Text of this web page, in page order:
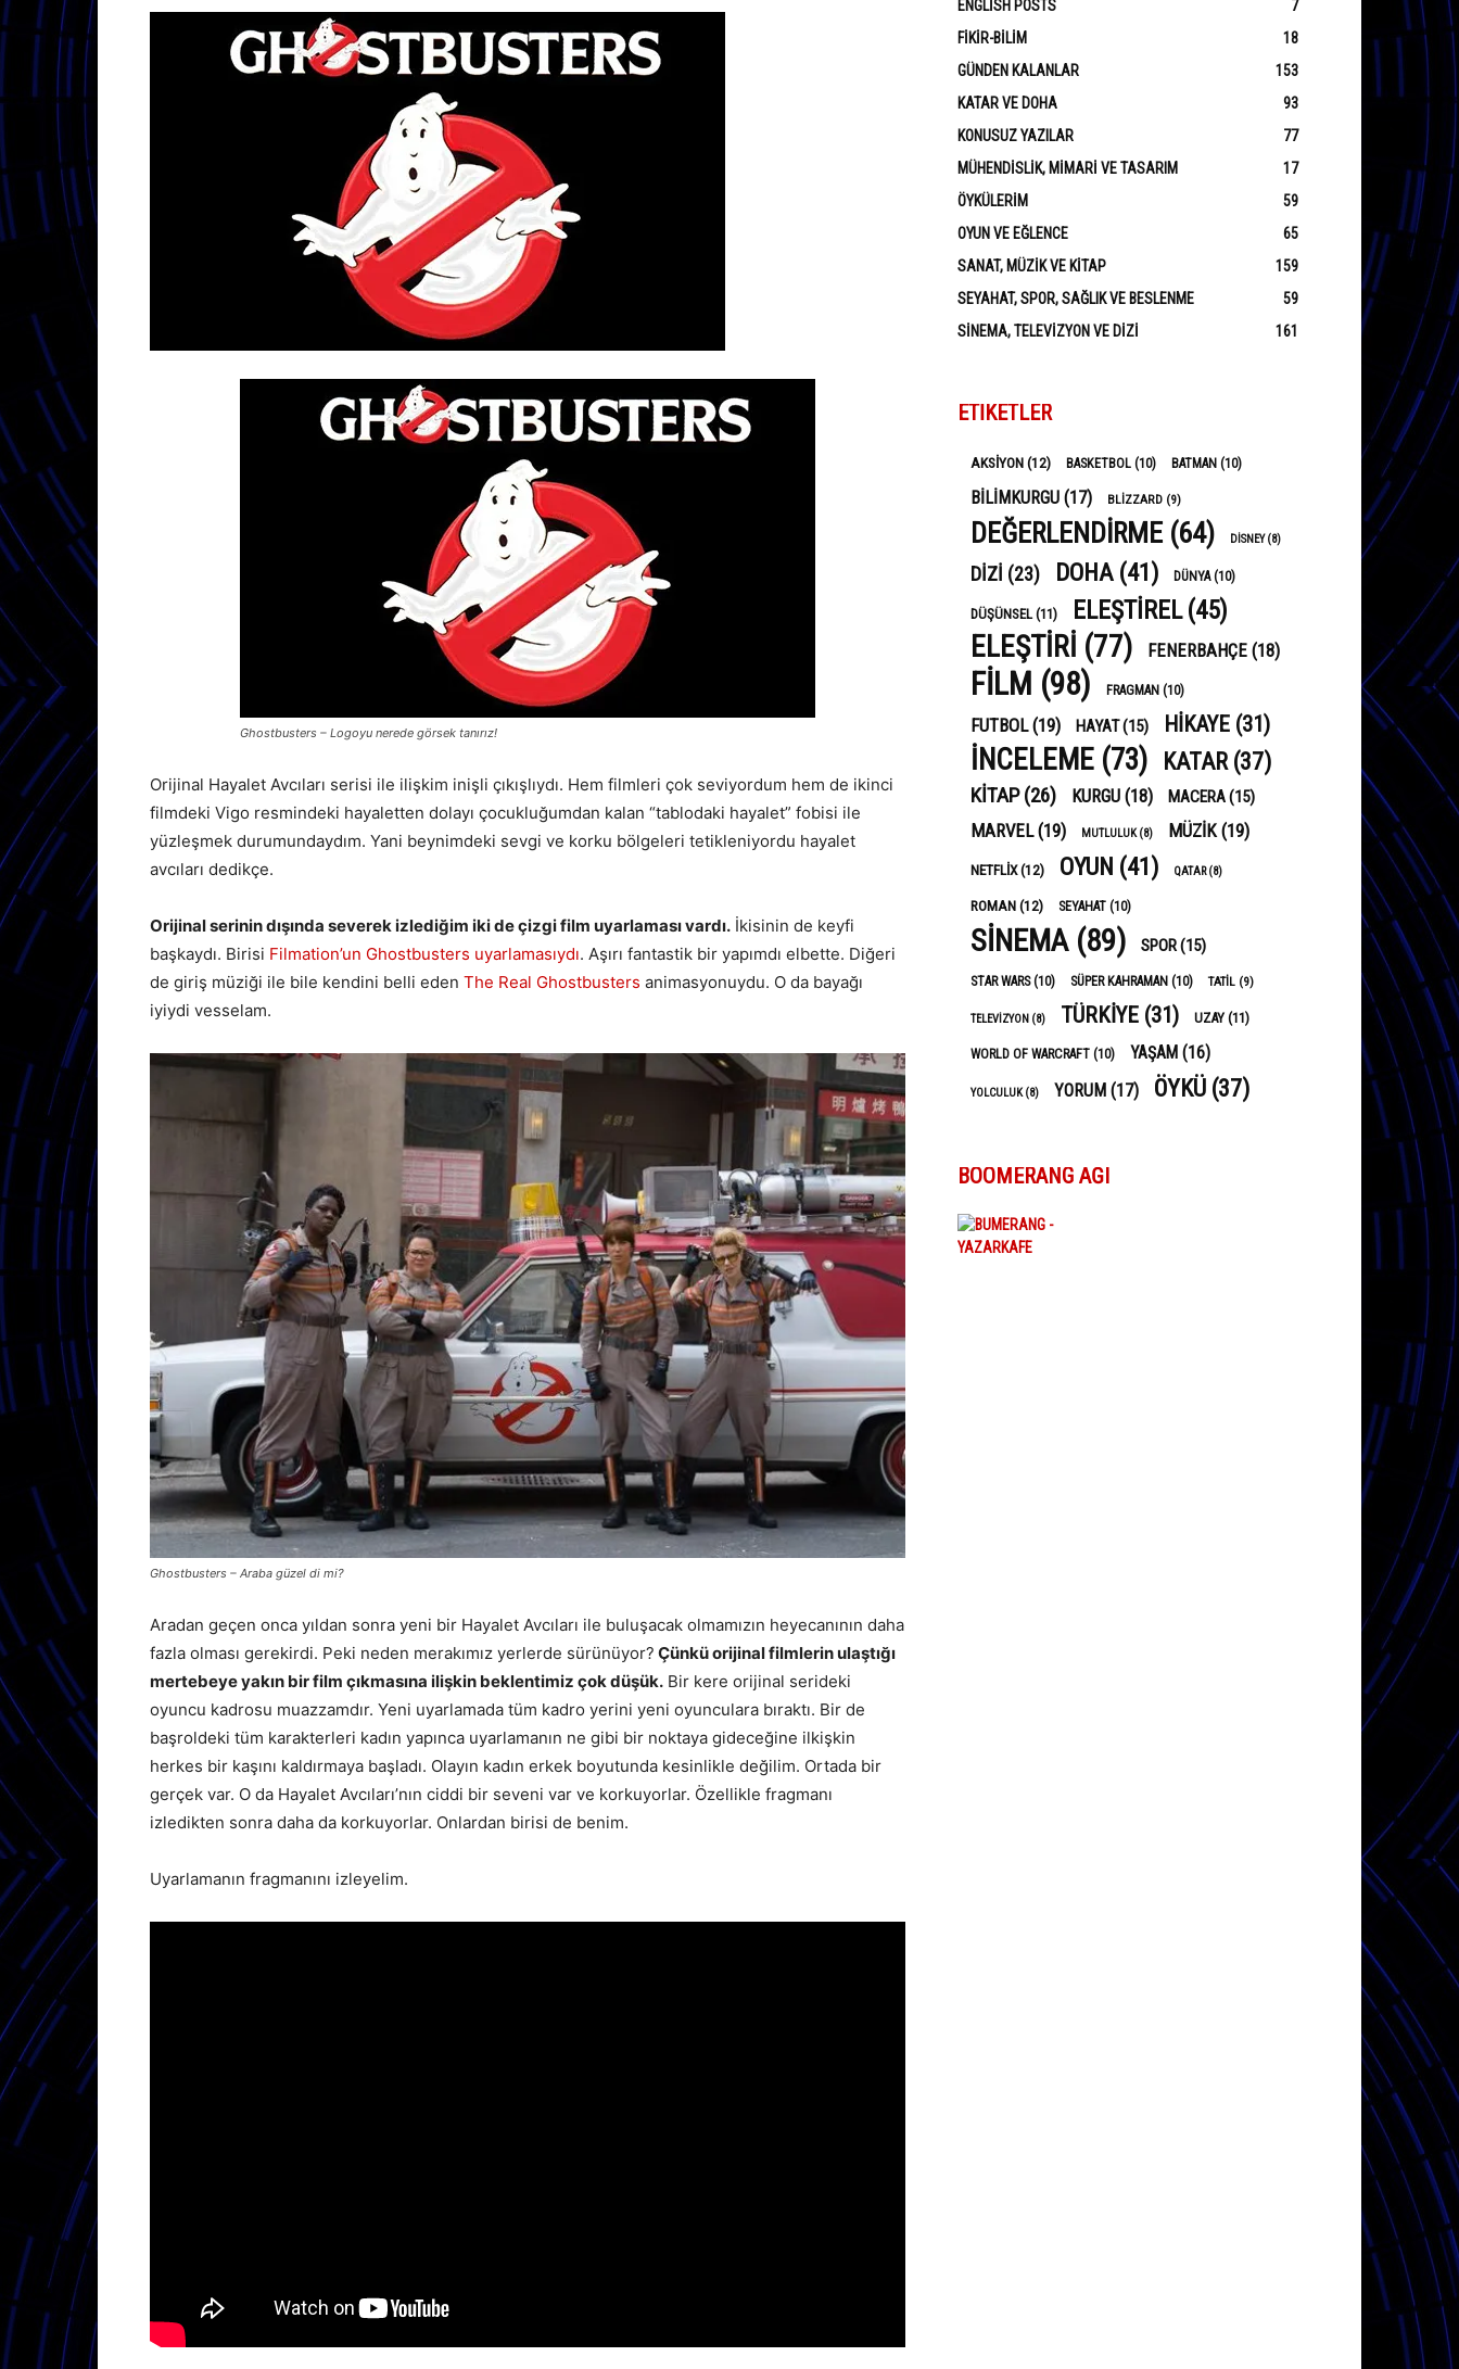
Ghostbusters – Logoyu nerede görsek tanırız!
Orijinal Hayalet Avcıları serisi ile ilişkim inişli çıkışlıydı. Hem filmleri çok seviyordum hem de ikinci
filmdeki Vigo resmindeki hayaletten dolayı çocukluğumdan kalan “tablodaki hayalet” fobisi ile
yüzleşmek durumundaydım. Yani beynimdeki sevgi ve korku bölgeleri tetikleniyordu hayalet
avcıları dedikçe.
Orijinal serinin dışında severek izlediğim iki de çizgi film uyarlaması vardı. İkisinin de keyfi
başkaydı. Birisi Filmation’un Ghostbusters uyarlamasıydı. Aşırı fantastik bir yapımdı elbette. Diğeri
de giriş müziği ile bile kendini belli eden The Real Ghostbusters animasyonuydu. O da bayağı
iyiydi vesselam.
Ghostbusters – Araba güzel di mi?
Aradan geçen onca yıldan sonra yeni bir Hayalet Avcıları ile buluşacak olmamızın heyecanının daha
fazla olması gerekirdi. Peki neden merakımız yerlerde sürünüyor? Çünkü orijinal filmlerin ulaştığı
mertebeye yakın bir film çıkmasına ilişkin beklentimiz çok düşük. Bir kere orijinal serideki
oyuncu kadrosu muazzamdır. Yeni uyarlamada tüm kadro yerini yeni oyunculara bıraktı. Bir de
başroldeki tüm karakterleri kadın yapınca uyarlamanın ne gibi bir noktaya gideceğine ilkişkin
herkes bir kaşını kaldırmaya başladı. Olayın kadın erkek boyutunda kesinlikle değilim. Ortada bir
gerçek var. O da Hayalet Avcıları’nın ciddi bir seveni var ve korkuyorlar. Özellikle fragmanı
izledikten sonra daha da korkuyorlar. Onlardan birisi de benim.
Uyarlamanın fragmanını izleyelim.
ENGLISH POSTS
7
FIKIR-BILIM
18
GÜNDEN KALANLAR
153
KATAR VE DOHA
93
KONUSUZ YAZILAR
77
MÜHENDISLIK, MIMARI VE TASARIM
17
ÖYKÜLERIM
59
OYUN VE EĞLENCE
65
SANAT, MÜZIK VE KITAP
159
SEYAHAT, SPOR, SAĞLIK VE BESLENME
59
SINEMA, TELEVIZYON VE DIZI
161
ETIKETLER
AKSIYON(12) BASKETBOL (10) BATMAN (10)
BILIMKURGU (17) BLIZZARD (9)
DEĞERLENDIRME (64) DISNEY(8)
DIZI (23) DOHA (41) DÜNYA(10)
DÜŞÜNSEL(11) ELEŞTIREL(45)
ELEŞTIRI (77) FENERBAHÇE (18)
FILM (98) FRAGMAN (10)
FUTBOL(19) HAYAT(15) HIKAYE (31)
INCELEME (73) KATAR(37)
KITAP(26) KURGU (18) MACERA(15)
MARVEL(19) MUTLULUK(8) MÜZIK(19)
NETFLIX(12) OYUN (41) QATAR(8)
ROMAN(12) SEYAHAT (10)
SINEMA(89) SPOR(15)
STAR WARS(10) SÜPER KAHRAMAN (10) TATIL (9)
TELEVIZYON (8) TÜRKIYE (31) UZAY (11)
WORLD OF WARCRAFT (10) YAŞAM (16)
YOLCULUK(8) YORUM (17) ÖYKÜ (37)
BOOMERANG AĞI